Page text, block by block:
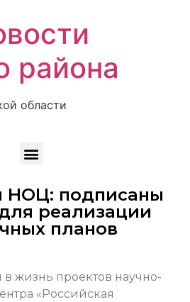
района
области
НОЦ: подписаны
реализации
планов
жизнь проектов научно-
«Российская